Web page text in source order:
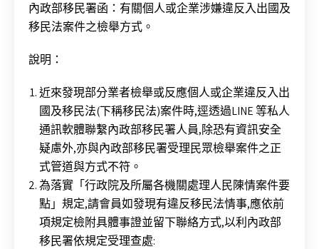
內政部移民署函：有關個人或企業涉嫌違反入出國及
移民法案件之檢舉方式。
說明：
近來發現部分業者檢舉或反應個人或企業違反入出
國及移民法(下稱移民法)案件時,逕透過LINE 等私人
通訊軟體聯繫內政部移民署人員,除恐有資訊安全
疑慮外,亦與內政部移民署受理民眾檢舉案件之正
式管道與方式不符。
為落實「行政院及所屬各機關處理人民陳情案件要
點」規定,請會員如發現有違反移民法情事,應依前
項規定檢附具體事證並留下聯絡方式,以利內政部
移民署依規定受理查處: